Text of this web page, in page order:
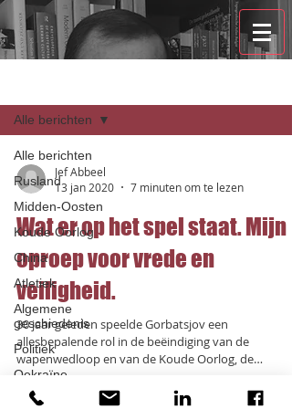
Alle berichten
Rusland
Midden-Oosten
Koude Oorlog
China
Atletiek
Algemene
geschiedenis
Politiek
Oekraïne
Alle berichten
Jef Abbeel
13 jan 2020
7 minuten om te lezen
Wat er op het spel staat. Mijn
oproep voor vrede en
veiligheid.
30 jaar geleden speelde Gorbatsjov een
allesbepalende rol in de beëindiging van de
wapenwedloop en van de Koude Oorlog, de
vrijmaking...